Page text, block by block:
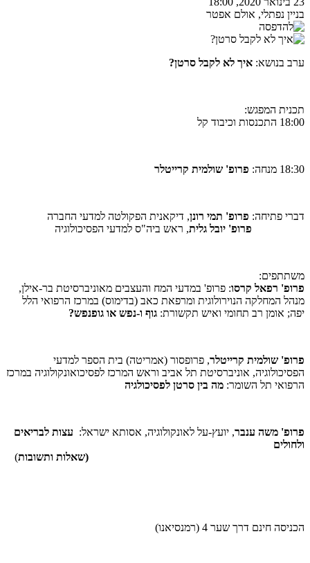
בניין נפתלי, אולם אפטר
ערב בנושא: איך לא לקבל סרטן?
תכנית המפגש:
18:00 התכנסות וכיבוד קל
18:30 מנחה: פרופ' שולמית קרייטלר
דברי פתיחה: פרופ' תמי רונן, דיקאנית הפקולטה למדעי החברה
פרופ' יובל גלית, ראש ביה"ס למדעי הפסיכולוגיה
משתתפים:
פרופ' רפאל קרסו: פרופ' במדעי המח והעצבים מאוניברסיטת בר-אילן,
מנהל המחלקה הנוירולוגית ומרפאת כאב (בדימוס) במרכז הרפואי הלל
יפה; אומן רב תחומי ואיש תקשורת: גוף ו-נפש או גופנפש?
פרופ' שולמית קרייטלר, פרופסור (אמריטה) בית הספר למדעי
הפסיכולוגיה, אוניברסיטת תל אביב וראש המרכז לפסיכואונקולוגיה במרכז
הרפואי תל השומר: מה בין סרטן לפסיכולגיה
פרופ' משה ענבר, יועץ-על לאונקולוגיה, אסותא ישראל: עצות לבריאים
ולחולים
(שאלות ותשובות)
הכניסה חינם דרך שער 4 (רמנסיאנו)